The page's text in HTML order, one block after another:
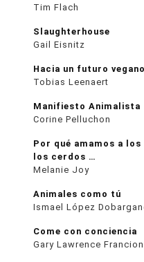
Tim Flach
Slaughterhouse
Gail Eisnitz
Hacia un futuro vegano
Tobias Leenaert
Manifiesto Animalista
Corine Pelluchon
Por qué amamos a
los cerdos …
Melanie Joy
Animales como tú
Ismael López
Come con conciencia
Gary Lawrence